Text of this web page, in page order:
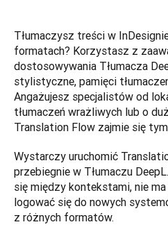
Tłumaczysz treści w
formatach? Korzystasz z
dostosowywania Tłumacza
stylistyczne, pamięci
Angażujesz specjalistów od
tłumaczeń wrażliwych lub o
Translation Flow zajmie się
Wystarczy uruchomić
przebiegnie w Tłumaczu
się między kontekstami, nie
logować się do nowych
z różnych formatów.